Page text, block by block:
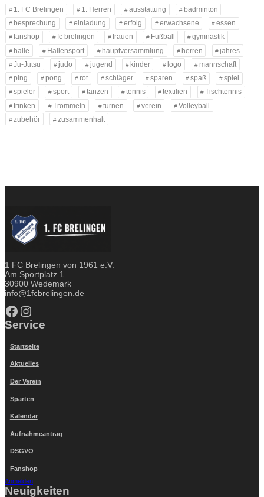
1. FC Brelingen 1. Herren ausstattung
badminton
besprechung
einladung erfolg erwachsene
essen
fanshop
fc brelingen frauen Fußball
gymnastik
halle
Hallensport hauptversammlung herren
jahres
Ju-Jutsu
judo jugend kinder logo
mannschaft
ping
pong rot schläger sparen spaß
spiel
spieler
sport tanzen tennis textilien
Tischtennis
trinken
Trommeln turnen verein
Volleyball
zubehör
zusammenhalt
1 FC Brelingen von 1961 e.V.
Am Sportplatz 1
30900 Wedemark
info@1fcbrelingen.de
Facebook Instagram
Service
Startseite
Aktuelles
Der Verein
Sparten
Kalendar
Aufnahmeantrag
DSGVO
Fanshop
Anmelden
Neuigkeiten